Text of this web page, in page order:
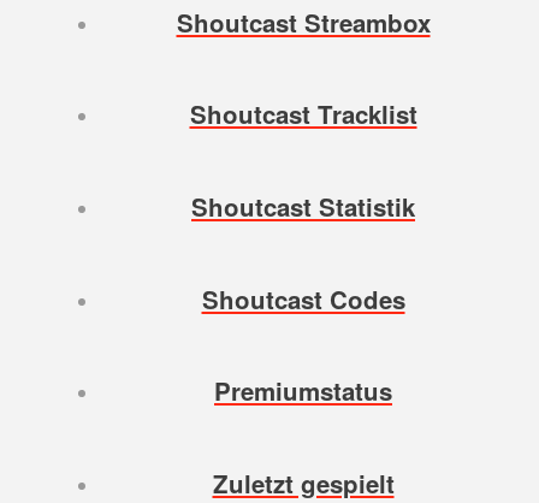
Shoutcast Streambox
Shoutcast Tracklist
Shoutcast Statistik
Shoutcast Codes
Premiumstatus
Zuletzt gespielt